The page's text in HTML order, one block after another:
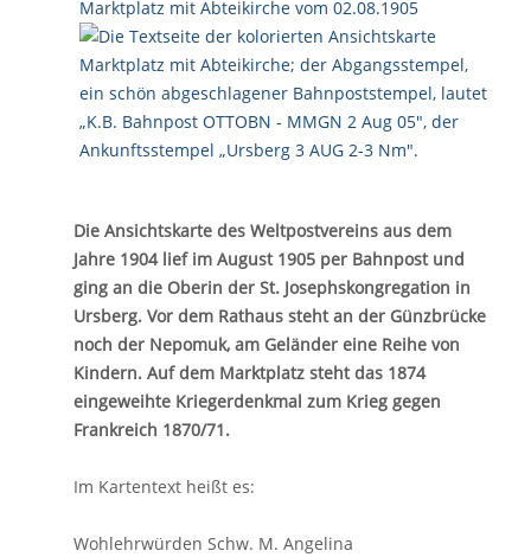
Die Ansichtskarte des Weltpostvereins aus dem
Jahre 1904 lief im August 1905 per Bahnpost und
ging an die Oberin der St. Josephskongregation in
Ursberg. Vor dem Rathaus steht an der Günzbrücke
noch der Nepomuk, am Geländer eine Reihe von
Kindern. Auf dem Marktplatz steht das 1874
eingeweihte Kriegerdenkmal zum Krieg gegen
Frankreich 1870/71.
Im Kartentext heißt es:
Wohlehrwürden Schw. M. Angelina